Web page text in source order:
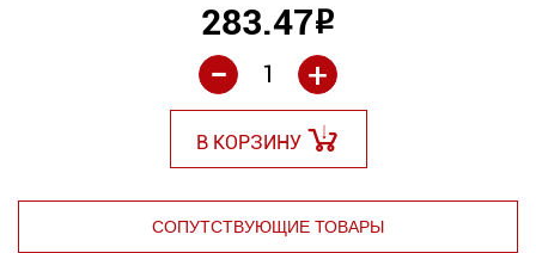
283.47Р
+
-
В КОРЗИНУ
СОПУТСТВУЮЩИЕ ТОВАРЫ